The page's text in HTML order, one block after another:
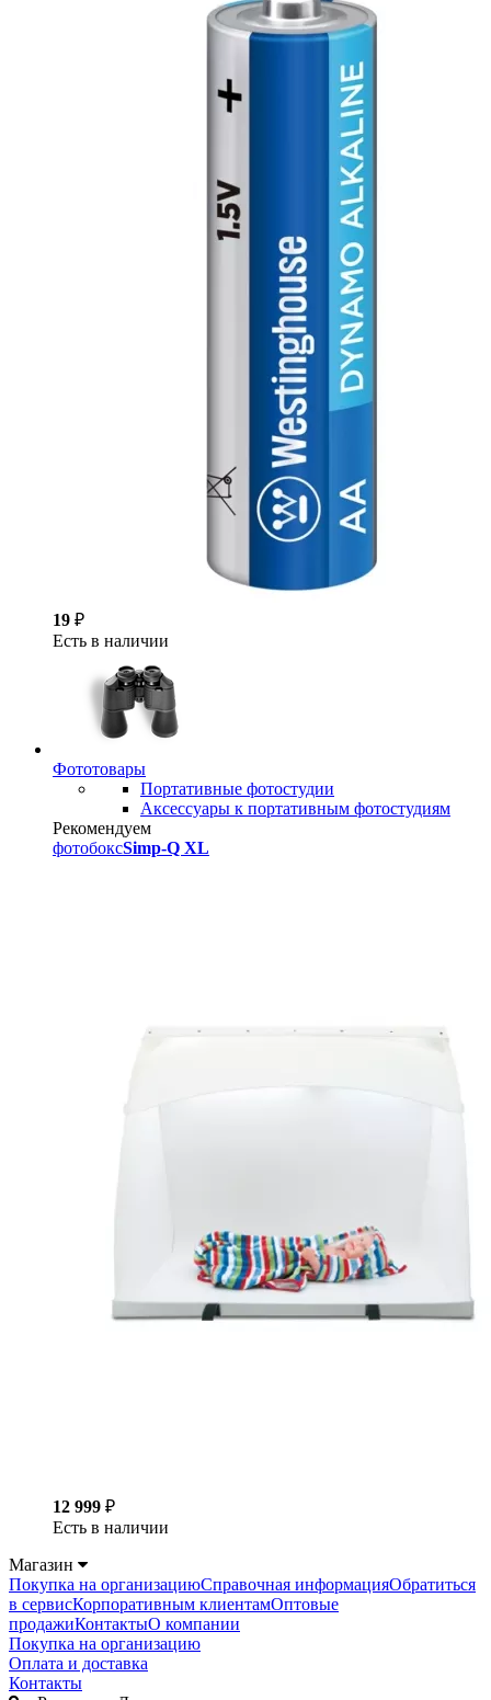
19 ₽
Есть в наличии
Фототовары
Портативные фотостудии
Аксессуары к портативным фотостудиям
Рекомендуем
фотобоксSimp-Q XL
12 999 ₽
Есть в наличии
Магазин
Покупка на организациюСправочная информацияОбратиться
в сервисКорпоративным клиентамОптовые
продажиКонтактыО компании
Покупка на организацию
Оплата и доставка
Контакты